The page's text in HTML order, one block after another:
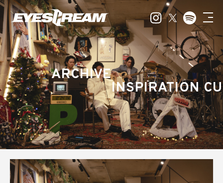
ARCHIVE
INSPIRATION